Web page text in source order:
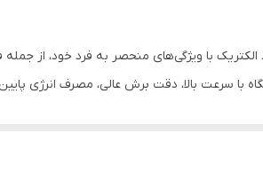
با سرعت بالا، دقت برش عالی، مصرف انرژی